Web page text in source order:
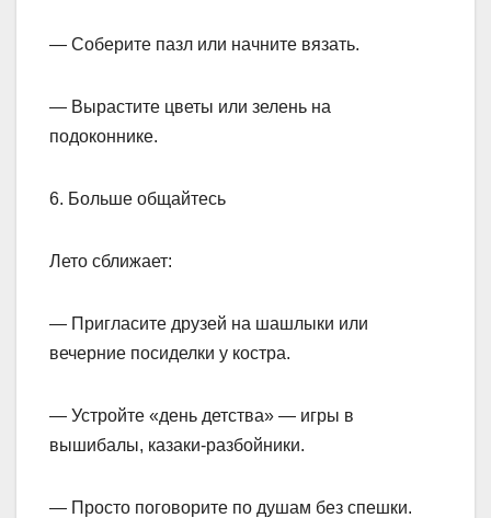
— Соберите пазл или начните вязать.
— Вырастите цветы или зелень на
подоконнике.
6. Больше общайтесь
Лето сближает:
— Пригласите друзей на шашлыки или
вечерние посиделки у костра.
— Устройте «день детства» — игры в
вышибалы, казаки-разбойники.
— Просто поговорите по душам без спешки.